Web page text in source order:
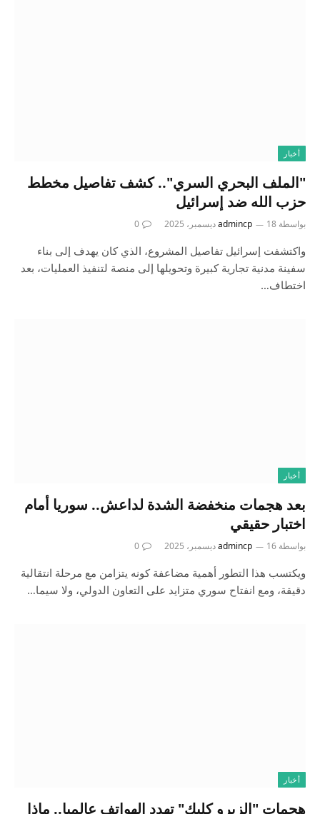
أخبار
"الملف البحري السري".. كشف تفاصيل مخطط
حزب الله ضد إسرائيل
بواسطة admincp 18 ديسمبر، 2025 0
واكتشفت إسرائيل تفاصيل المشروع، الذي كان يهدف إلى بناء
سفينة مدنية تجارية كبيرة وتحويلها إلى منصة لتنفيذ العمليات، بعد
اختطاف…
أخبار
بعد هجمات منخفضة الشدة لداعش.. سوريا أمام
اختبار حقيقي
بواسطة admincp 16 ديسمبر، 2025 0
ويكتسب هذا التطور أهمية مضاعفة كونه يتزامن مع مرحلة انتقالية
دقيقة، ومع انفتاح سوري متزايد على التعاون الدولي، ولا سيما…
أخبار
هجمات "الزيرو كليك" تهدد الهواتف عالميا.. ماذا